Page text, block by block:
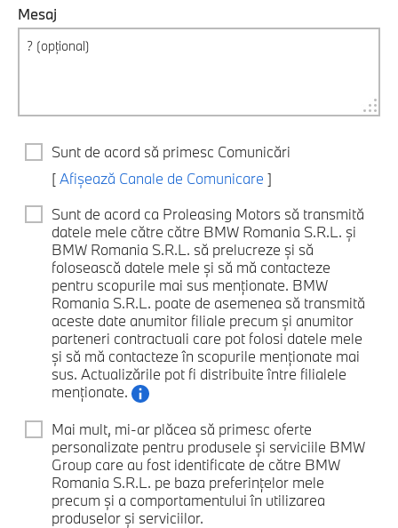
Mesaj
Sunt de acord să primesc Comunicări
[Afișează Canale de Comunicare ]
Sunt de acord ca Proleasing Motors să transmită
datele mele către către BMW Romania S.R.L. și
BMW Romania S.R.L. să prelucreze și să
folosească datele mele și să mă contacteze
pentru scopurile mai sus menționate. BMW
Romania S.R.L. poate de asemenea să transmită
aceste date anumitor filiale precum și anumitor
parteneri contractuali care pot folosi datele mele
și să mă contacteze în scopurile menționate mai
sus. Actualizările pot fi distribuite între filialele
menționate.
Mai mult, mi-ar plăcea să primesc oferte
personalizate pentru produsele și serviciile BMW
Group care au fost identificate de către BMW
Romania S.R.L. pe baza preferințelor mele
precum și a comportamentului în utilizarea
produselor și serviciilor.